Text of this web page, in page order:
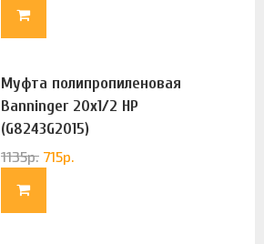
Муфта полипропиленовая
Banninger 20х1/2 НР
(G8243G2015)
1135р. 715р.